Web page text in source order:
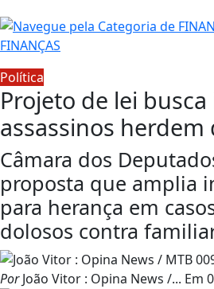
FINANÇAS
Política
Projeto de lei
assassinos herdem
Câmara dos
proposta que amplia
para herança em
dolosos contra
PorJoão Vitor : Opina News /... Em